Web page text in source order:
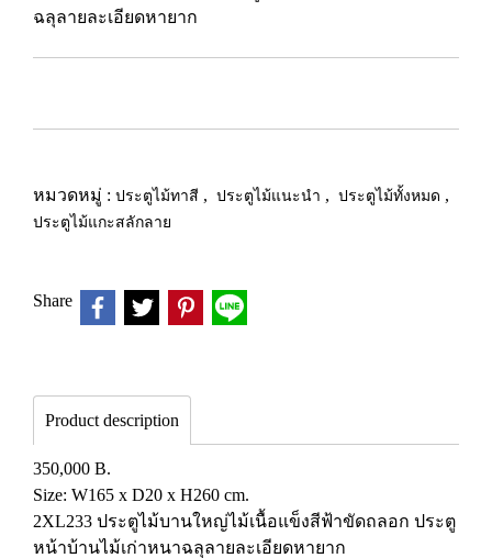
ฉลุลายละเอียดหายาก
หมวดหมู่ : ประตูไม้ทาสี , ประตูไม้แนะนำ , ประตูไม้ทั้งหมด ,
ประตูไม้แกะสลักลาย
Share
Product description
350,000 B.
Size: W165 x D20 x H260 cm.
2XL233 ประตูไม้บานใหญ่ไม้เนื้อแข็งสีฟ้าขัดถลอก ประตู
หน้าบ้านไม้เก่าหนาฉลุลายละเอียดหายาก